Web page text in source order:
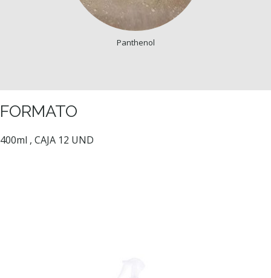
Panthenol
FORMATO
400ml , CAJA 12 UND